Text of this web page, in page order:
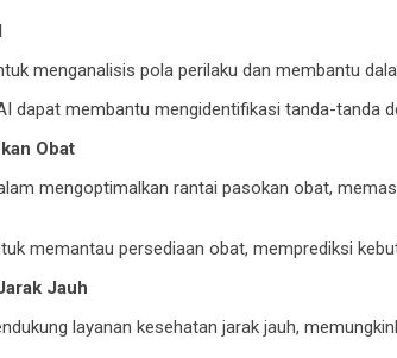
menganalisis pola perilaku dan membantu
dapat membantu mengidentifikasi tanda-tanda
Obat
mengoptimalkan rantai pasokan obat,
memantau persediaan obat, memprediksi
Jauh
layanan kesehatan jarak jauh,